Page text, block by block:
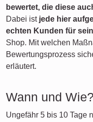
bewertet, die diese
Dabei ist jede hier
echten Kunden für
Shop. Mit welchen
Bewertungsprozess
erläutert.
Wann und Wie?
Ungefähr 5 bis 10 Tage